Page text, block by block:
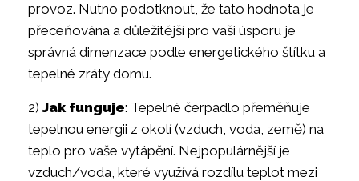
provoz. Nutno podotknout, že tato hodnota je
přeceňována a důležitější pro vaši úsporu je
správná dimenzace podle energetického štítku a
tepelné zráty domu.
2) Jak funguje: Tepelné čerpadlo přeměňuje
tepelnou energii z okolí (vzduch, voda, země) na
teplo pro vaše vytápění. Nejpopulárnější je
vzduch/voda, které využívá rozdílu teplot mezi